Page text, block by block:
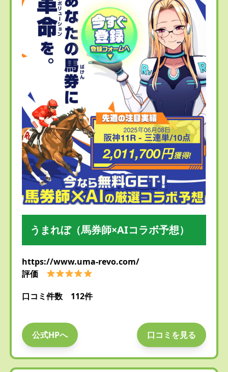
うまれぼ（馬券師×AIコラボ予想）
https://www.uma-revo.com/
評価
口コミ件数 112件
公式HPへ 口コミを見る